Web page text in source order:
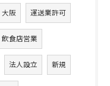
大阪 運送業許可
飲食店営業
法人設立 新規